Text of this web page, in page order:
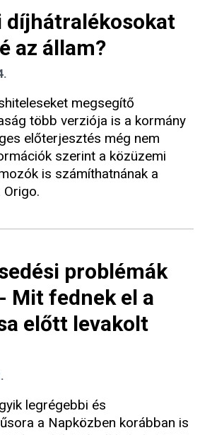
díjhátralékosokat
az állam?
megsegítő
több verziója is a kormány
előterjesztés még nem
szerint a közüzemi
is számíthatnának a
problémák
Mit fednek el a
előtt levakolt
legrégebbi és
a Napközben korábban is